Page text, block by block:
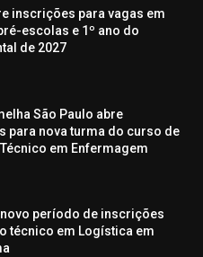
inscrições para vagas em
escolas e 1º ano do
de 2027
São Paulo abre
para nova turma do curso de
em Enfermagem
novo período de inscrições
técnico em Logística em